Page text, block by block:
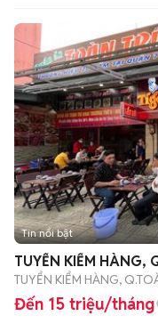
Tin nổi bật
TUYỂN KIỂM HÀNG,
TUYỂN KIỂM HÀNG,
Đến 15 triệu/tháng